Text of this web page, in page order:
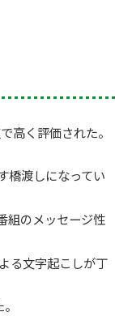
高く評価された。
橋渡しになってい
組のメッセージ性
る文字起こしが丁